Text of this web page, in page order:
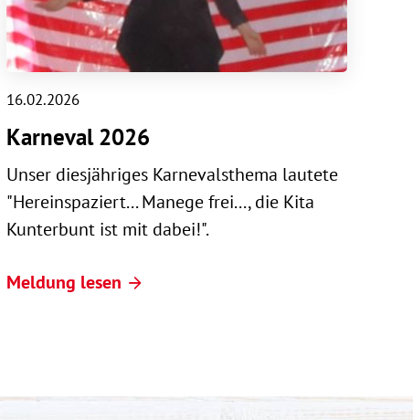
16.02.2026
Karneval 2026
Unser diesjähriges Karnevalsthema lautete
"Hereinspaziert... Manege frei..., die Kita
Kunterbunt ist mit dabei!".
Meldung lesen